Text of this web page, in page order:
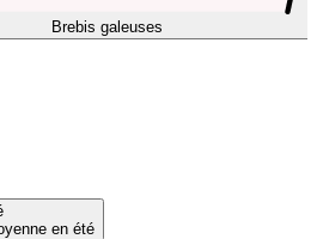
Brebis galeuses
en été